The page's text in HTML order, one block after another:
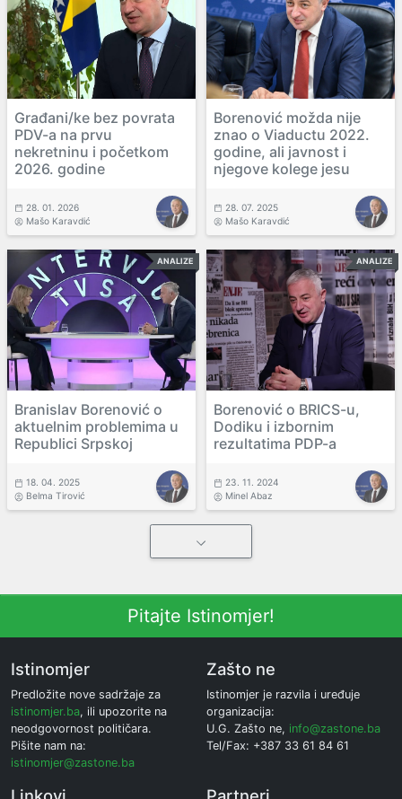
Građani/ke bez povrata
PDV-a na prvu
nekretninu i početkom
2026. godine
28. 01. 2026
Mašo Karavdić
Borenović možda nije
znao o Viaductu 2022.
godine, ali javnost i
njegove kolege jesu
28. 07. 2025
Mašo Karavdić
ANALIZE
Branislav Borenović o
aktuelnim problemima u
Republici Srpskoj
18. 04. 2025
Belma Tirović
ANALIZE
Borenović o BRICS-u,
Dodiku i izbornim
rezultatima PDP-a
23. 11. 2024
Minel Abaz
Pitajte Istinomjer!
Istinomjer
Predložite nove sadržaje za
istinomjer.ba, ili upozorite na
neodgovornost političara.
Pišite nam na:
istinomjer@zastone.ba
Zašto ne
Istinomjer je razvila i uređuje
organizacija:
U.G. Zašto ne, info@zastone.ba
Tel/Fax: +387 33 61 84 61